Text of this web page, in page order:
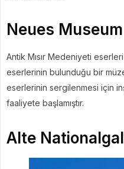
Neues Museum
Antik Mısır Medeniyeti
eserlerinin bulunduğu bir
eserlerinin sergilenmesi için
faaliyete başlamıştır.
Alte